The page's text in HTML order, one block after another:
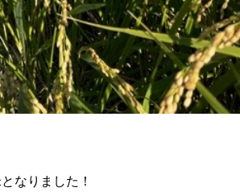
なりました！